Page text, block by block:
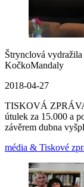
Štrynclová
KočkoMandaly
2018-04-27
TISKOVÁ
útulek za 15.000 a
závěrem dubna
média & Tiskové